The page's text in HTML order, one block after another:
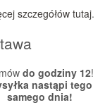
szczegółów tutaj.
do godziny 12!
nastąpi tego
samego dnia!